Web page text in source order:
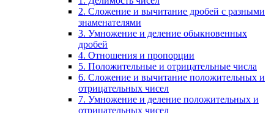
2. Сложение и вычитание дробей с разными
знаменателями
3. Умножение и деление обыкновенных
дробей
4. Отношения и пропорции
5. Положительные и отрицательные числа
6. Сложение и вычитание положительных и
отрицательных чисел
7. Умножение и деление положительных и
отрицательных чисел